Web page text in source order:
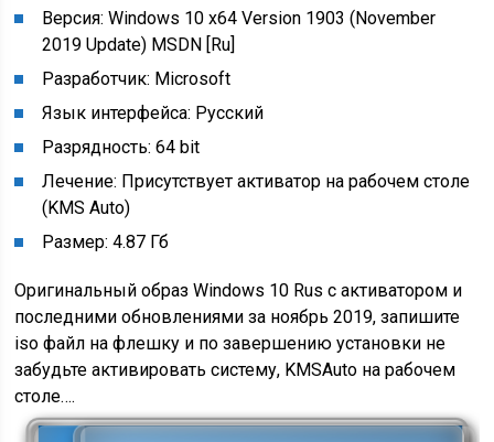
Версия: Windows 10 x64 Version 1903 (November
2019 Update) MSDN [Ru]
Разработчик: Microsoft
Язык интерфейса: Русский
Разрядность: 64 bit
Лечение: Присутствует активатор на рабочем столе
(KMS Auto)
Размер: 4.87 Гб
Оригинальный образ Windows 10 Rus с активатором и
последними обновлениями за ноябрь 2019, запишите
iso файл на флешку и по завершению установки не
забудьте активировать систему, KMSAuto на рабочем
столе….